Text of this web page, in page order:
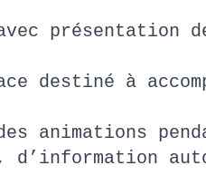
présentation
destiné à
animations